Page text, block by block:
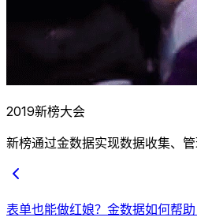
2019新榜大会
新榜通过金数据实现数据收集、
表单也能做红娘？金数据如何帮